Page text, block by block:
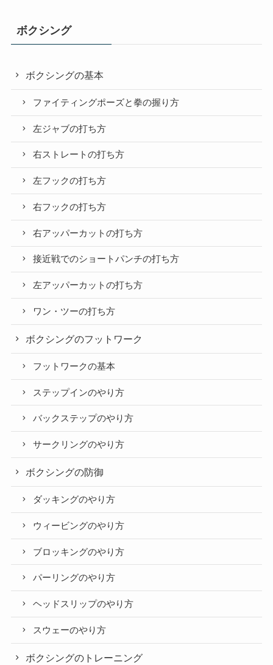
ボクシング
ボクシングの基本
ファイティングポーズと拳の握り方
左ジャブの打ち方
右ストレートの打ち方
左フックの打ち方
右フックの打ち方
右アッパーカットの打ち方
接近戦でのショートパンチの打ち方
左アッパーカットの打ち方
ワン・ツーの打ち方
ボクシングのフットワーク
フットワークの基本
ステップインのやり方
バックステップのやり方
サークリングのやり方
ボクシングの防御
ダッキングのやり方
ウィービングのやり方
ブロッキングのやり方
パーリングのやり方
ヘッドスリップのやり方
スウェーのやり方
ボクシングのトレーニング